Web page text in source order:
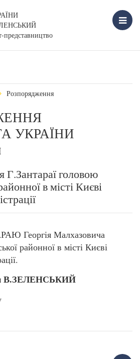
представництво
Розпорядження
УКРАЇНИ
Г.Зантараї головою
в місті Києві
Георгія Малхазовича
районної в місті Києві
В.ЗЕЛЕНСЬКИЙ